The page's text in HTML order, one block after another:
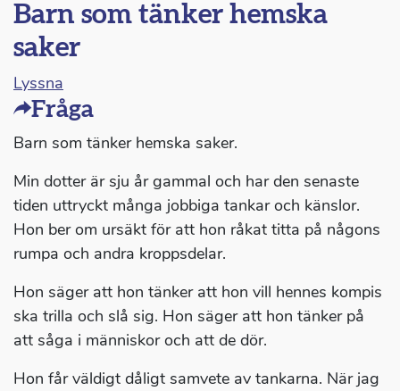
Barn som tänker hemska
saker
Lyssna
Fråga
Barn som tänker hemska saker.
Min dotter är sju år gammal och har den senaste
tiden uttryckt många jobbiga tankar och känslor.
Hon ber om ursäkt för att hon råkat titta på någons
rumpa och andra kroppsdelar.
Hon säger att hon tänker att hon vill hennes kompis
ska trilla och slå sig. Hon säger att hon tänker på
att såga i människor och att de dör.
Hon får väldigt dåligt samvete av tankarna. När jag